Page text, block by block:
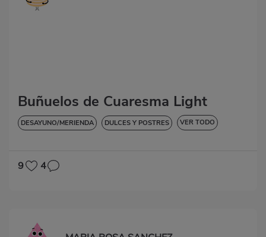
Buñuelos de Cuaresma Light
DESAYUNO/MERIENDA DULCES Y POSTRES VER TODO
9 4